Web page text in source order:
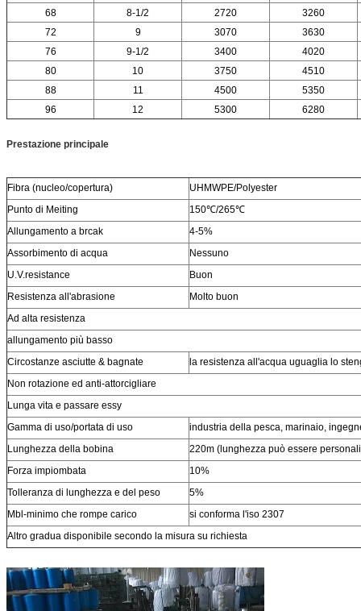
68
8-1/2 2720
3260
72
9 3070
3630
76
9-1/2 3400
4020
80
10 3750
4510
88
11 4500
5350
96
12 5300 6280
Prestazione principale
Fibra (nucleo/copertura)
UHMWPE/Polyester
Punto di Meiting
150℃/265℃
Allungamento a brcak
4-5%
Assorbimento di acqua
Nessuno
U.V.resistance
Buon
Resistenza all'abrasione
Molto buon
Ad alta resistenza
allungamento più basso
Circostanze asciutte & bagnate
la resistenza all'acqua uguaglia lo
Non rotazione ed anti-attorcigliare
Lunga vita e passare essy
Gamma di uso/portata di uso
industria della pesca, marinaio,
Lunghezza della bobina
220m (lunghezza può essere
Forza impiombata
10%
Tolleranza di lunghezza e del peso
5%
Mbl-minimo che rompe carico
si conforma l'iso 2307
Altro gradua disponibile secondo la misura su richiesta